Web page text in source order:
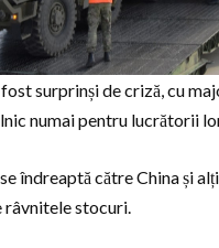
surprinși de criză, cu
numai pentru lucrătorii
îndreaptă către China și
râvnitele stocuri.